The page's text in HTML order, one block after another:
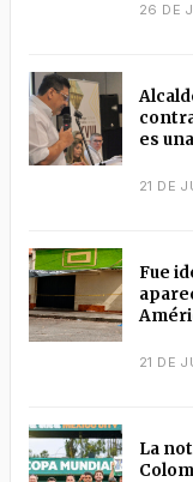
26 DE
es
21 DE
Fue
21 DE
La